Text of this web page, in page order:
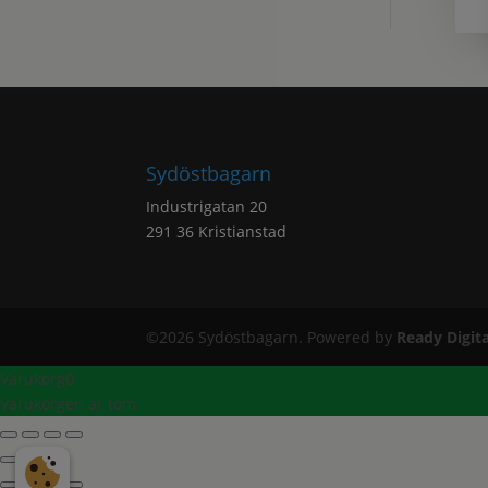
Sydöstbagarn
Industrigatan 20
291 36 Kristianstad
©2026 Sydöstbagarn. Powered by Ready
Varukorg0
Varukorgen är tom